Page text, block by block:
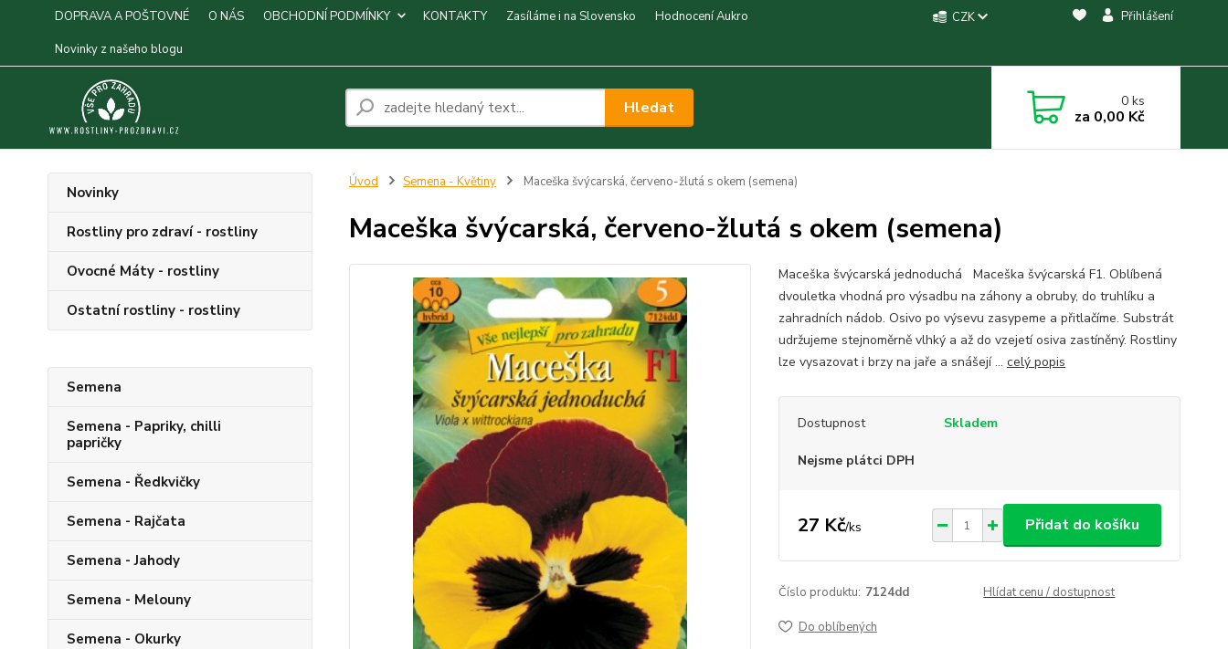
DOPRAVA A POŠTOVNÉ O NÁS OBCHODNÍ PODMÍNKY KONTAKTY Zasíláme i na Slovensko
Hodnocení Aukro
Novinky z našeho blogu
CZK Přihlášení
Hledat 0ks
za 0,00 Kč
Novinky
Rostliny pro zdraví - rostliny
Ovocné Máty - rostliny
Ostatní rostliny - rostliny
Semena
Semena - Papriky, chilli
papričky
Semena - Ředkvičky
Semena - Rajčata
Semena - Jahody
Semena - Melouny
Semena - Okurky
Úvod Semena - Květiny Maceška švýcarská, červeno-žlutá s okem (semena)
Maceška švýcarská, červeno-žlutá s okem (semena)
Maceška švýcarská jednoduchá Maceška švýcarská F1. Oblíbená
dvouletka vhodná pro výsadbu na záhony a obruby, do truhlíku a
zahradních nádob. Osivo po výsevu zasypeme a přitlačíme. Substrát
udržujeme stejnoměrně vlhký a až do vzejetí osiva zastíněný. Rostliny
lze vysazovat i brzy na jaře a snášejí ... celý popis
Dostupnost Skladem
Nejsme plátci DPH
27 Kč/ks Přidat do košíku
Číslo produktu: 7124dd Hlídat cenu / dostupnost
Do oblíbených